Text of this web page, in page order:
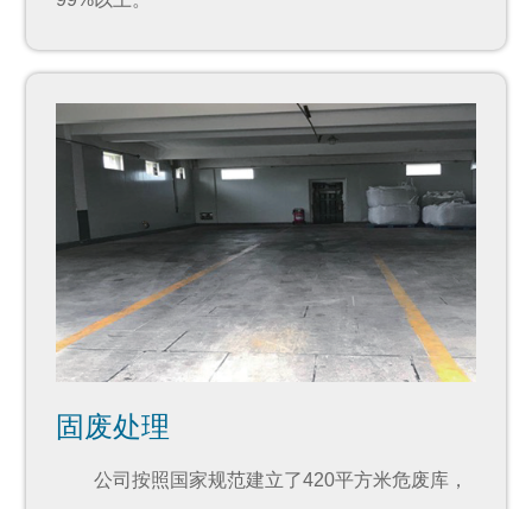
固废处理
公司按照国家规范建立了420平方米危废库，